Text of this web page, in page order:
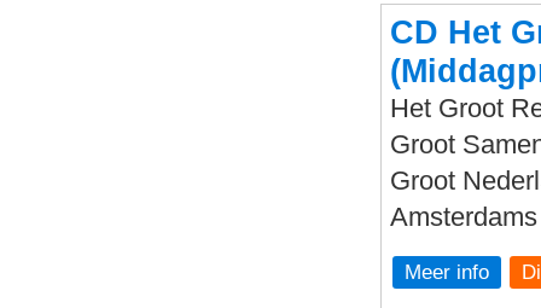
CD Het
Het Groot
Groot
Groot
Meer info